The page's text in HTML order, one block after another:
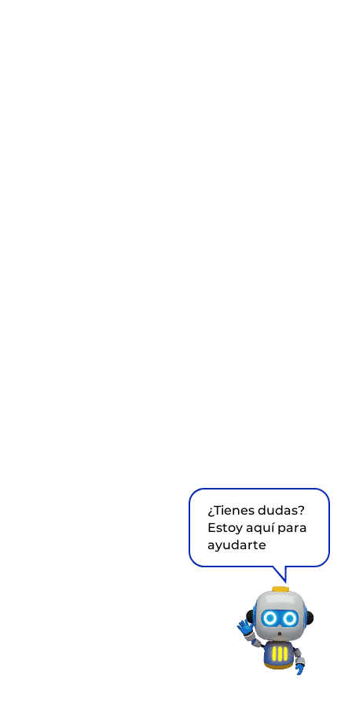
¿Tienes dudas?
Estoy aquí para
ayudarte